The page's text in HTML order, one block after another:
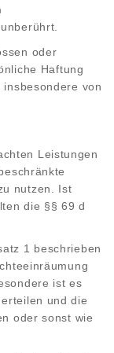
oder
Haftung
von
Leistungen
nutzen. Ist
die §§ 69 d
1 beschrieben
ist es
und die
oder sonst wie